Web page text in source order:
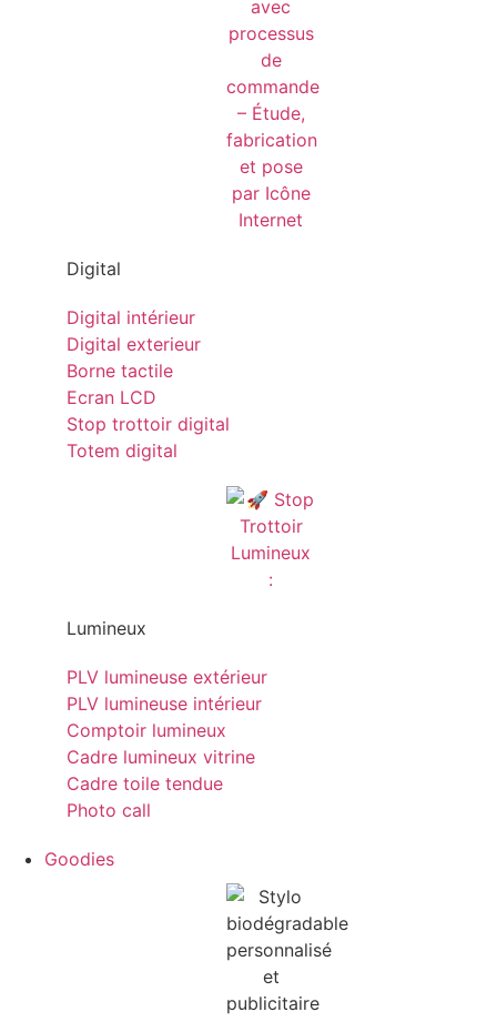
Digital
Digital intérieur
Digital exterieur
Borne tactile
Ecran LCD
Stop trottoir digital
Totem digital
Lumineux
PLV lumineuse extérieur
PLV lumineuse intérieur
Comptoir lumineux
Cadre lumineux vitrine
Cadre toile tendue
Photo call
Goodies